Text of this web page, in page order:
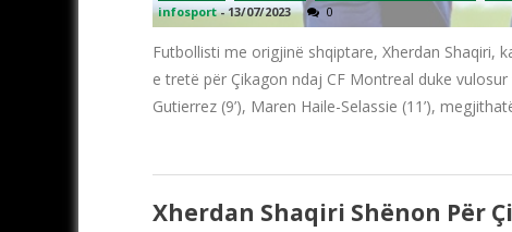
infosport -13/07/2023 0
Futbollisti me origjinë shqiptare, Xherdan Shaqiri,
e tretë për Çikagon ndaj CF Montreal duke
Gutierrez (9’), Maren Haile-Selassie (11’),
Xherdan Shaqiri Shënon Për